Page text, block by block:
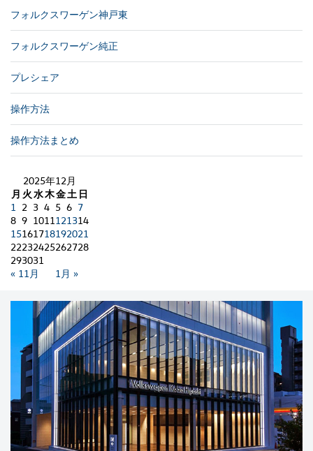
フォルクスワーゲン神戸東
フォルクスワーゲン純正
プレシェア
操作方法
操作方法まとめ
2025年12月
月 火水木金土 日
« 11月 1月 »
1 2 3 4 5 6 7
8 9 1011121314
15161718192021
22232425262728
293031